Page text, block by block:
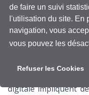
de faire un suivi
l'utilisation du site. En
navigation, vous
vous pouvez les
Refuser les Cookies
du contenu de l’article.
Grille de sélection
Pourquoi
l’évaluation en
La globalisation du
une accélération
digitale impliquent